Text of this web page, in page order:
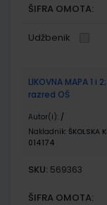
ŠIFRA OMOTA:
Udžbenik
LIKOVNA MAPA 1
razred OŠ
Autor(i): /
Nakladnik: ŠKOLSKA
014174
SKU: 569363
ŠIFRA OMOTA: